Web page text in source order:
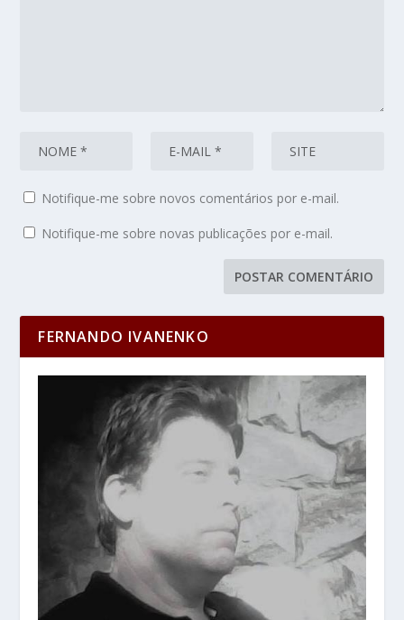
Notifique-me sobre novos comentários por e-mail.
Notifique-me sobre novas publicações por e-mail.
FERNANDO IVANENKO